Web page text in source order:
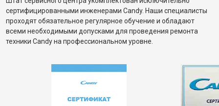
сертифицированными инженерами Candy. Наши специалисты
проходят обязательное регулярное обучение и обладают
всеми необходимыми допусками для проведения ремонта
техники Candy на профессиональном уровне.